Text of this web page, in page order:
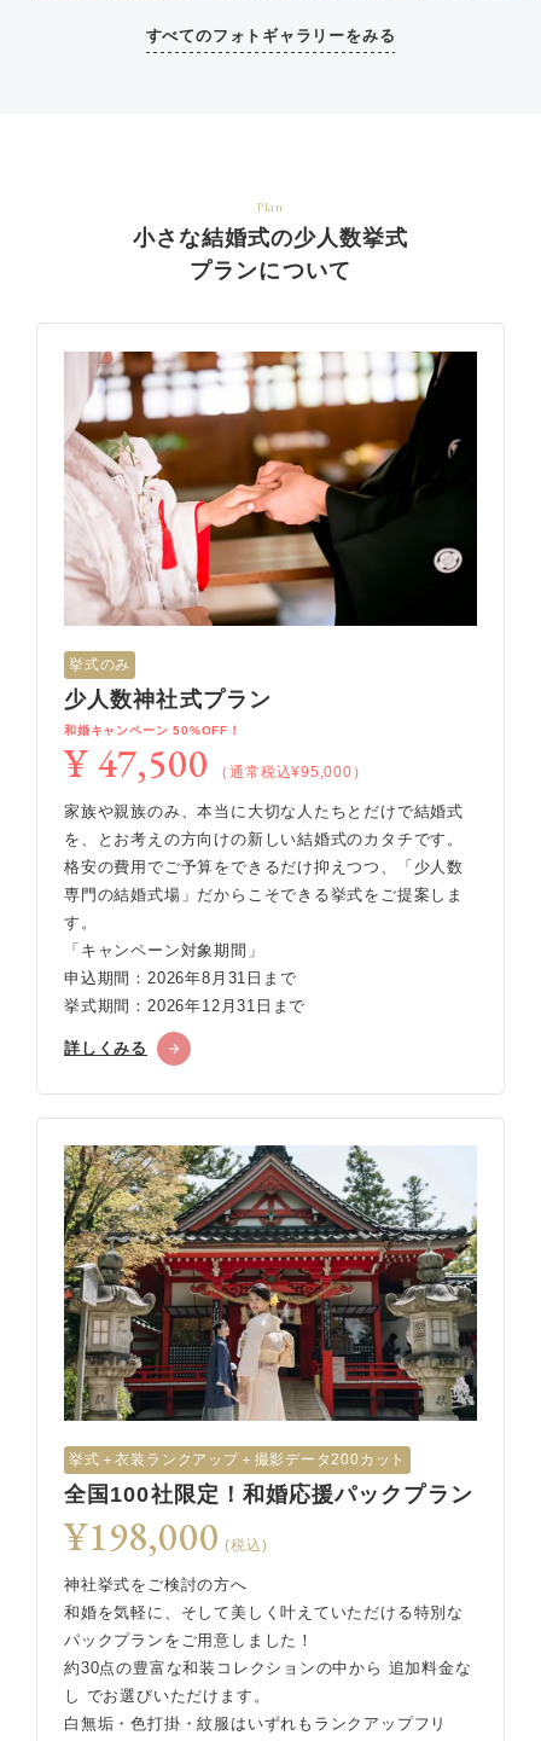
すべてのフォトギャラリーをみる
Plan
小さな結婚式の少人数挙式
プランについて
挙式のみ
少人数神社式プラン
和婚キャンペーン 50%OFF！
¥ 47,500 （通常税込¥95,000）
家族や親族のみ、本当に大切な人たちとだけで結婚式
を、とお考えの方向けの新しい結婚式のカタチです。
格安の費用でご予算をできるだけ抑えつつ、「少人数
専門の結婚式場」だからこそできる挙式をご提案しま
す。
「キャンペーン対象期間」
申込期間：2026年8月31日まで
挙式期間：2026年12月31日まで
詳しくみる
挙式︎＋衣装ランクアップ＋撮影データ200カット
全国100社限定！和婚応援パックプラン
¥198,000 (税込)
神社挙式をご検討の方へ
和婚を気軽に、そして美しく叶えていただける特別な
パックプランをご用意しました！
約30点の豊富な和装コレクションの中から 追加料金な
し でお選びいただけます。
白無垢・色打掛・紋服はいずれもランクアップフリ